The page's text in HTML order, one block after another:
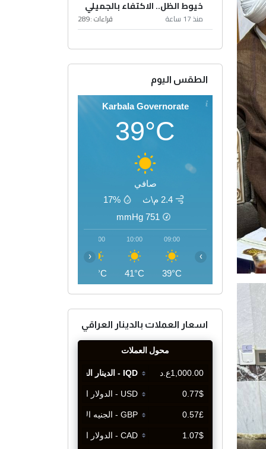
خيوط الظل.. الاكتفاء بالجميلي
منذ 17 ساعة قراءات :289
الطقس اليوم
Karbala Governorate
39°C
صافي
2.4 م\ث
17%
751
mmHg
09:00
39°C
10:00
41°C
11:00
43°C
‹ ›
اسعار العملات بالدينار العراقي